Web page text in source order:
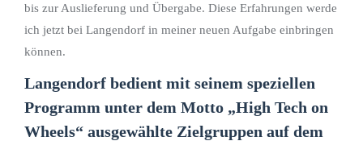
bis zur Auslieferung und Übergabe. Diese Erfahrungen werde
ich jetzt bei Langendorf in meiner neuen Aufgabe einbringen
können.
Langendorf bedient mit seinem speziellen
Programm unter dem Motto „High Tech on
Wheels“ ausgewählte Zielgruppen auf dem